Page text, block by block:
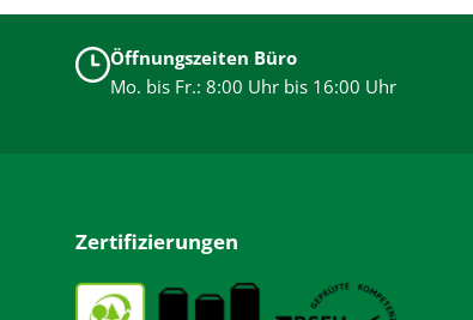
Öffnungszeiten Büro
Mo. bis Fr.: 8:00 Uhr bis 16:00 Uhr
Zertifizierungen